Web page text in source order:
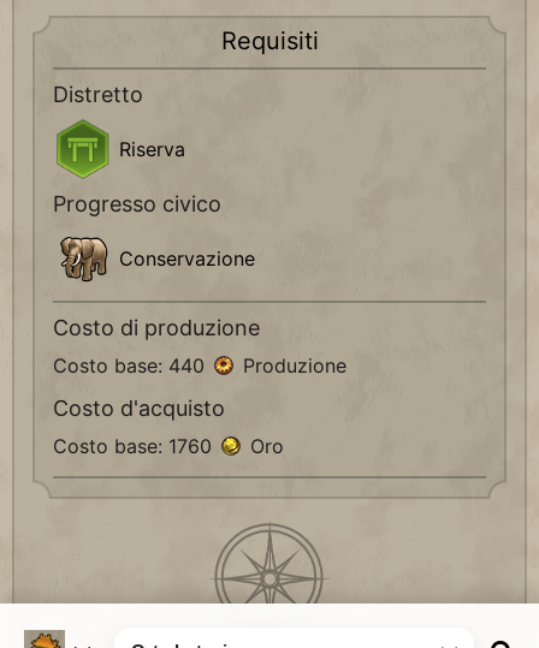
Requisiti
Distretto
Riserva
Progresso civico
Conservazione
Costo di produzione
Costo base: 440 Produzione
Costo d'acquisto
Costo base: 1760 Oro